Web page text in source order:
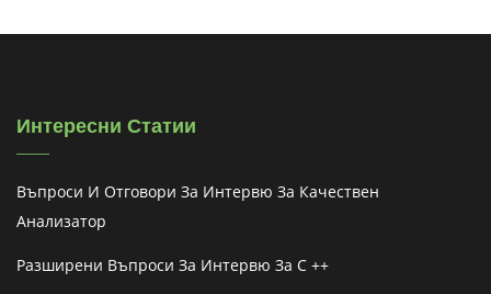
Интересни Статии
Въпроси И Отговори За Интервю За Качествен
Анализатор
Разширени Въпроси За Интервю За C ++